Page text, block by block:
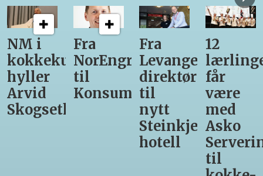
Fra
NorEngros
til
Konsumgruppen
Fra
Levanger-
direktør
til
Steinkjer-
12
lærlinger
får
være
med
Asko
Servering
Fra
til
Matprat